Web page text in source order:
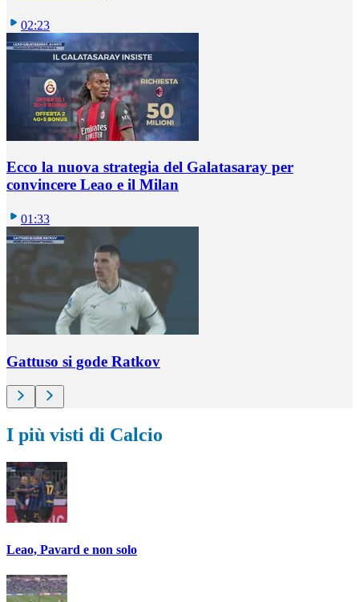
02:23
Ecco la nuova strategia del Galatasaray per
convincere Leao e il Milan
01:33
Gattuso si gode Ratkov
I più visti di Calcio
Leao, Pavard e non solo